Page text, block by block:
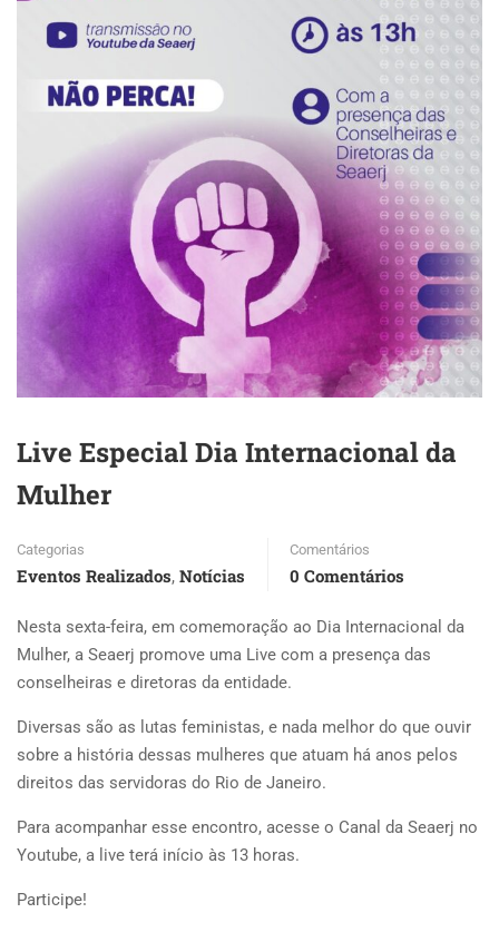
Live Especial Dia Internacional da
Mulher
Categorias
Eventos Realizados, Notícias
Comentários
0 Comentários
Nesta sexta-feira, em comemoração ao Dia Internacional da
Mulher, a Seaerj promove uma Live com a presença das
conselheiras e diretoras da entidade.
Diversas são as lutas feministas, e nada melhor do que ouvir
sobre a história dessas mulheres que atuam há anos pelos
direitos das servidoras do Rio de Janeiro.
Para acompanhar esse encontro, acesse o Canal da Seaerj no
Youtube, a live terá início às 13 horas.
Participe!